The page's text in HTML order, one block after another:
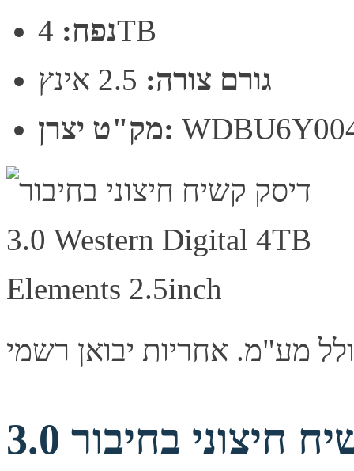
נפח:4TB
גורם צורה:
מק"ט יצרן:
דיסק קשיח חיצוני בחיבור 3.0 Western